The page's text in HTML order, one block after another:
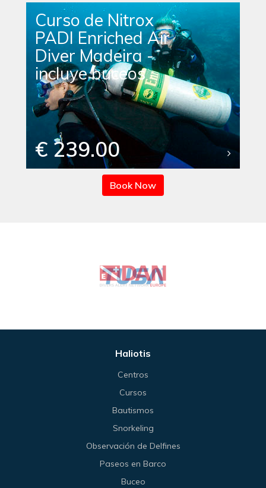
Curso de Nitrox
PADI Enriched Air
Diver Madeira -
incluye buceos
€ 239.00
Book Now
Haliotis
Centros
Cursos
Bautismos
Snorkeling
Observación de Delfines
Paseos en Barco
Buceo